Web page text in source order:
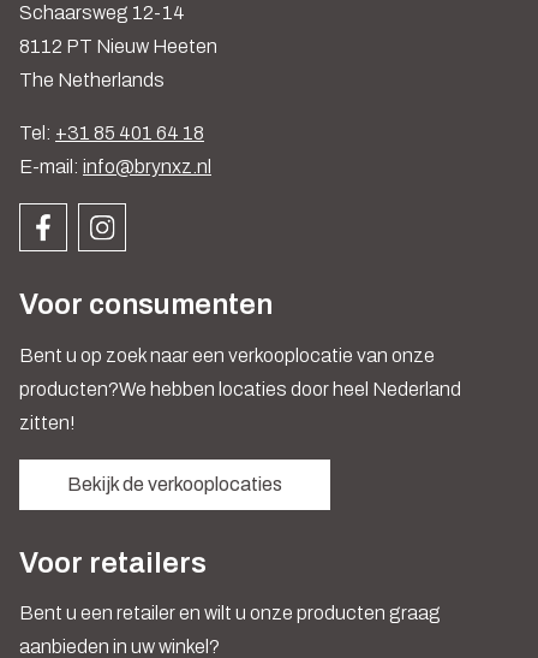
Schaarsweg 12-14
8112 PT Nieuw Heeten
The Netherlands
Tel: +31 85 401 64 18
E-mail: info@brynxz.nl
Voor consumenten
Bent u op zoek naar een verkooplocatie van onze
producten?We hebben locaties door heel Nederland
zitten!
Bekijk de verkooplocaties
Voor retailers
Bent u een retailer en wilt u onze producten graag
aanbieden in uw winkel?